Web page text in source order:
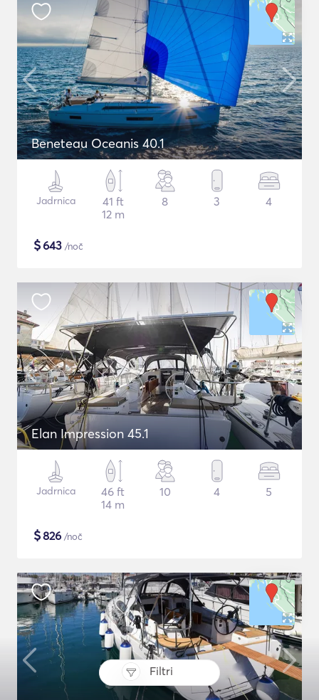
Filtri
Beneteau Oceanis 40.1
Jadrnica
41 ft
12 m
8 3 4
$643 /noč
Elan Impression 45.1
Jadrnica
46 ft
14 m
10 4 5
$826 /noč